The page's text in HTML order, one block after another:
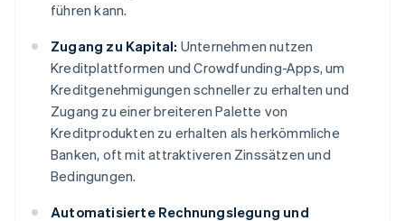
führen kann.
Zugang zu Kapital: Unternehmen nutzen
Kreditplattformen und Crowdfunding-Apps, um
Kreditgenehmigungen schneller zu erhalten und
Zugang zu einer breiteren Palette von
Kreditprodukten zu erhalten als herkömmliche
Banken, oft mit attraktiveren Zinssätzen und
Bedingungen.
Automatisierte Rechnungslegung und